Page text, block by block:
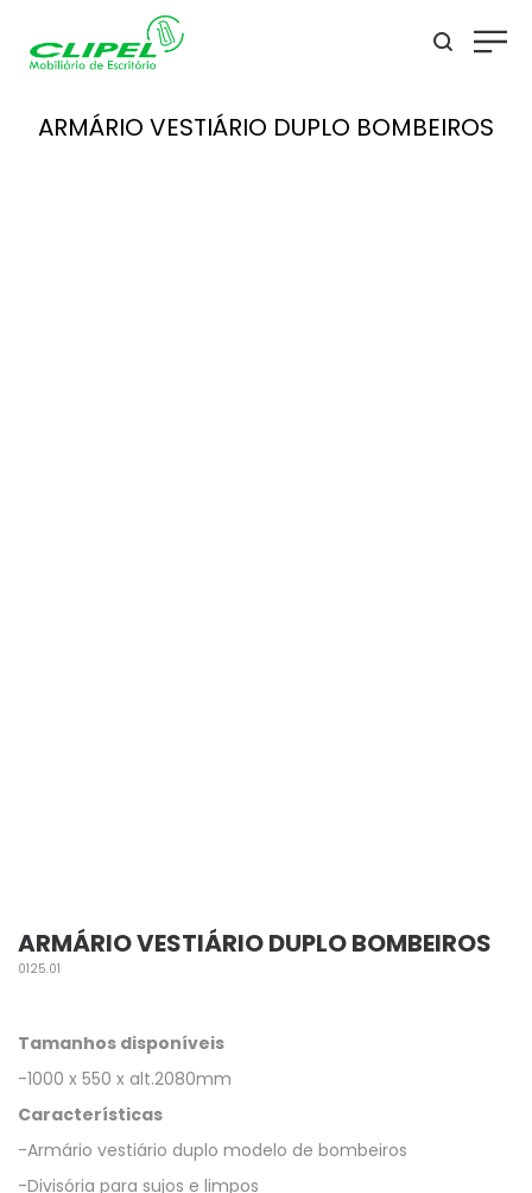
ARMÁRIO VESTIÁRIO DUPLO BOMBEIROS
ARMÁRIO VESTIÁRIO DUPLO BOMBEIROS
0125.01
Tamanhos disponíveis
-1000 x 550 x alt.2080mm
Características
-Armário vestiário duplo modelo de bombeiros
-Divisória para sujos e limpos